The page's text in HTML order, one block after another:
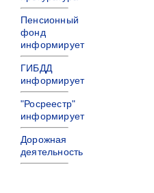
Пенсионный
фонд
информирует
ГИБДД
информирует
"Росреестр"
информирует
Дорожная
деятельность